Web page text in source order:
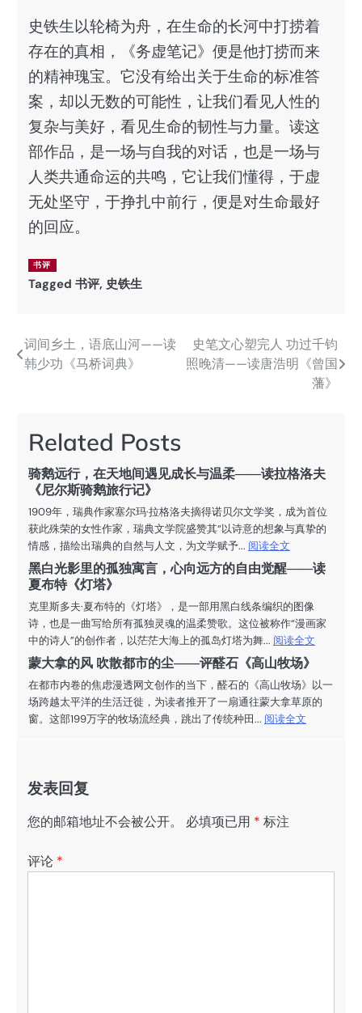
史铁生以轮椅为舟，在生命的长河中打捞着
存在的真相，《务虚笔记》便是他打捞而来
的精神瑰宝。它没有给出关于生命的标准答
案，却以无数的可能性，让我们看见人性的
复杂与美好，看见生命的韧性与力量。读这
部作品，是一场与自我的对话，也是一场与
人类共通命运的共鸣，它让我们懂得，于虚
无处坚守，于挣扎中前行，便是对生命最好
的回应。
书评
Tagged 书评, 史铁生
文
章
航
词间乡土，语底山河——读
韩少功《马桥词典》
史笔文心塑完人 功过千钧
照晚清——读唐浩明《曾国
藩》
Related Posts
骑鹅远行，在天地间遇见成长与温柔——读拉格洛夫
《尼尔斯骑鹅旅行记》
1909年，瑞典作家塞尔玛·拉格洛夫摘得诺贝尔文学奖，成为首位
获此殊荣的女性作家，瑞典文学院盛赞其“以诗意的想象与真挚的
情感，描绘出瑞典的自然与人文，为文学赋予... 阅读全文
黑白光影里的孤独寓言，心向远方的自由觉醒——读
夏布特《灯塔》
克里斯多夫·夏布特的《灯塔》，是一部用黑白线条编织的图像
诗，也是一曲写给所有孤独灵魂的温柔赞歌。这位被称作“漫画家
中的诗人”的创作者，以茫茫大海上的孤岛灯塔为舞... 阅读全文
蒙大拿的风 吹散都市的尘——评醛石《高山牧场》
在都市内卷的焦虑漫透网文创作的当下，醛石的《高山牧场》以一
场跨越太平洋的生活迁徙，为读者推开了一扇通往蒙大拿草原的
窗。这部199万字的牧场流经典，跳出了传统种田... 阅读全文
发表回复
您的邮箱地址不会被公开。 必填项已用 * 标注
评论 *